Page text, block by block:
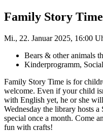
Family Story Time
Mi., 22. Januar 2025, 16:00
Bears & other animals
Kinderprogramm,
Family Story Time is for
welcome. Even if your child
with English yet, he or she
Wednesday the library hosts
special once a month. Come
fun with crafts!